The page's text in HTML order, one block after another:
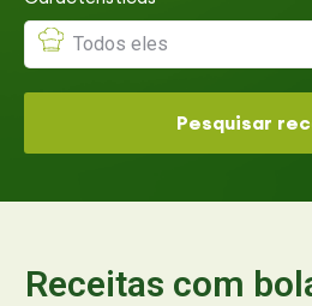
Pesquisar
Receitas com